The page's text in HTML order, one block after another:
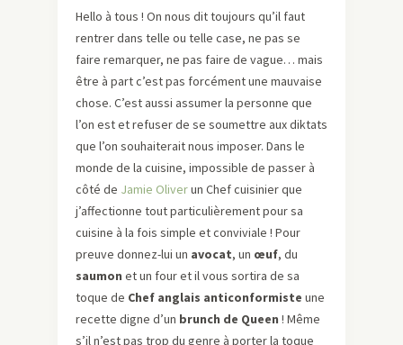
Hello à tous ! On nous dit toujours qu’il faut
rentrer dans telle ou telle case, ne pas se
faire remarquer, ne pas faire de vague… mais
être à part c’est pas forcément une mauvaise
chose. C’est aussi assumer la personne que
l’on est et refuser de se soumettre aux diktats
que l’on souhaiterait nous imposer. Dans le
monde de la cuisine, impossible de passer à
côté de Jamie Oliverun Chef cuisinier que
j’affectionne tout particulièrement pour sa
cuisine à la fois simple et conviviale ! Pour
preuve donnez-lui un avocat, un œuf, du
saumon et un four et il vous sortira de sa
toque de Chef anglais anticonformiste une
recette digne d’un brunch de Queen ! Même
s’il n’est pas trop du genre à porter la toque